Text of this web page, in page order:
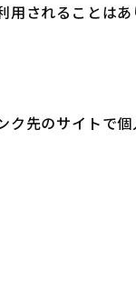
されることはあ
先のサイトで